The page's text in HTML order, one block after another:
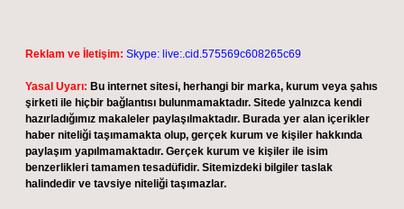
Reklam ve İletişim: Skype: live:.cid.575569c608265c69
Yasal Uyarı: Bu internet sitesi, herhangi bir marka, kurum veya şahıs
şirketi ile hiçbir bağlantısı bulunmamaktadır. Sitede yalnızca kendi
hazırladığımız makaleler paylaşılmaktadır. Burada yer alan içerikler
haber niteliği taşımamakta olup, gerçek kurum ve kişiler hakkında
paylaşım yapılmamaktadır. Gerçek kurum ve kişiler ile isim
benzerlikleri tamamen tesadüfidir. Sitemizdeki bilgiler taslak
halindedir ve tavsiye niteliği taşımazlar.